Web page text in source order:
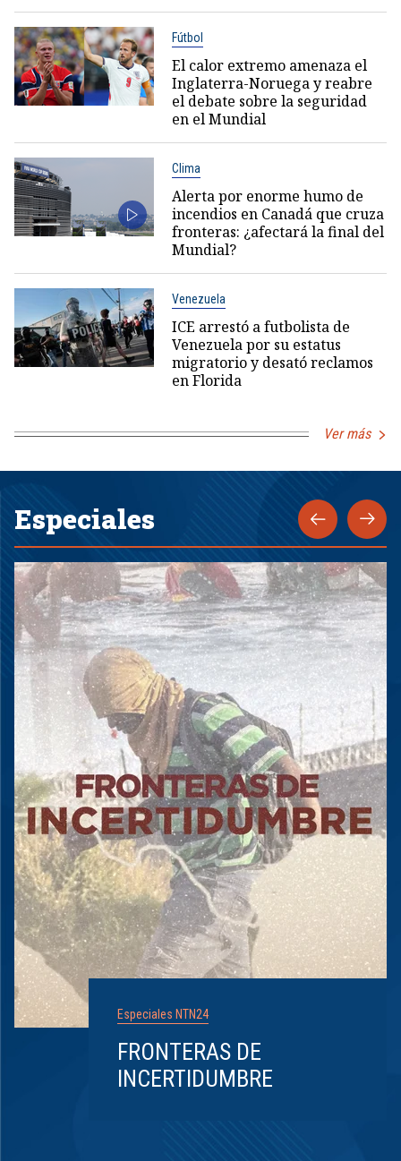
Fútbol
El calor extremo amenaza el
Inglaterra-Noruega y reabre
el debate sobre la seguridad
en el Mundial
Clima
Alerta por enorme humo de
incendios en Canadá que cruza
fronteras: ¿afectará la final del
Mundial?
Venezuela
ICE arrestó a futbolista de
Venezuela por su estatus
migratorio y desató reclamos
en Florida
Ver más
Especiales
Especiales NTN24
FRONTERAS DE
INCERTIDUMBRE